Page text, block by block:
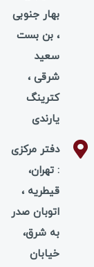
بهار جنوبی
، بن بست
سعید
شرقی ،
کترینگ
یارندی
دفتر مرکزی
: تهران،
قیطریه ،
اتوبان صدر
به شرق،
خیابان